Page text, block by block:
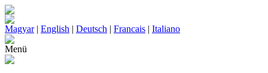
Magyar| English | Deutsch | Francais | Italiano
Menü